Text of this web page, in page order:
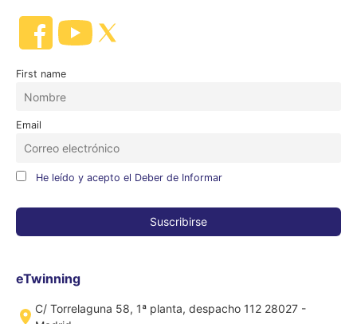
First name
Email
He leído y acepto el Deber de Informar
eTwinning
C/ Torrelaguna 58, 1ª planta, despacho 112 28027 -